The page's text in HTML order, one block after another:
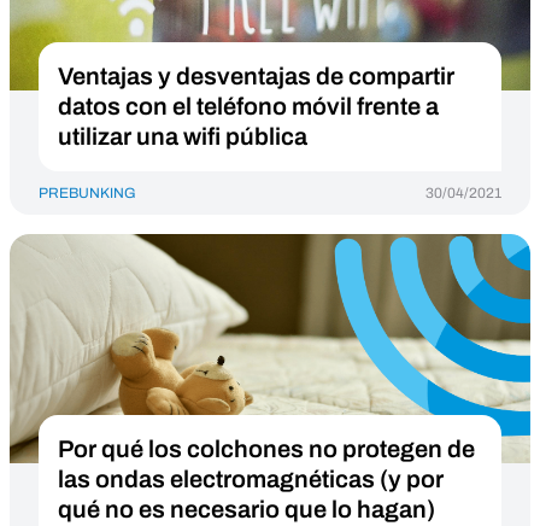
Ventajas y desventajas de compartir
datos con el teléfono móvil frente a
utilizar una wifi pública
PREBUNKING 30/04/2021
Por qué los colchones no protegen de
las ondas electromagnéticas (y por
qué no es necesario que lo hagan)